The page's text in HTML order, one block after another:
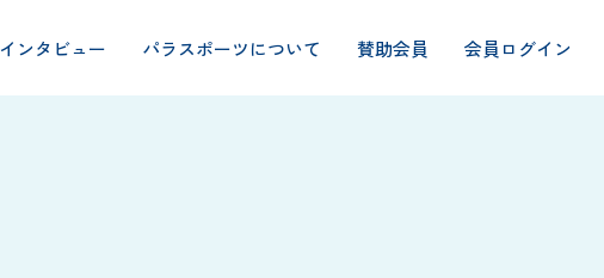
インタビュー パラスポーツについて 賛助会員 会員ログイン